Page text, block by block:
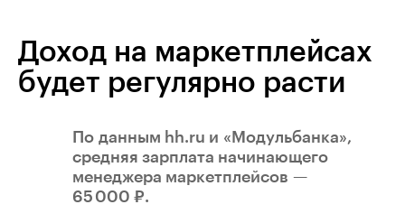
Доход на маркетплейсах
будет регулярно расти
По данным hh.ru и «Модульбанка»,
cредняя зарплата начинающего
менеджера маркетплейсов —
65 000 ₽.